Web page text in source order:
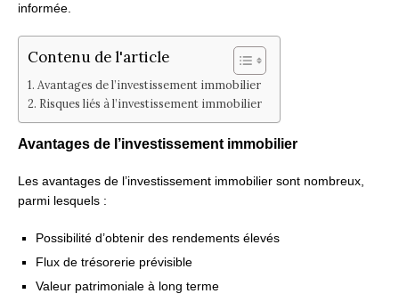
informée.
Contenu de l'article
Avantages de l’investissement immobilier
Risques liés à l’investissement immobilier
Avantages de l’investissement immobilier
Les avantages de l’investissement immobilier sont nombreux,
parmi lesquels :
Possibilité d’obtenir des rendements élevés
Flux de trésorerie prévisible
Valeur patrimoniale à long terme